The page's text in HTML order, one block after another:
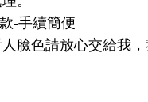
-手續簡便